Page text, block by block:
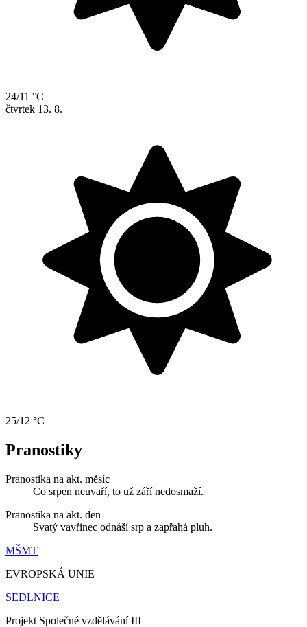
24/11 °C
čtvrtek 13. 8.
25/12 °C
Pranostiky
Pranostika na akt. měsíc
Co srpen neuvaří, to už září nedosmaží.
Pranostika na akt. den
Svatý vavřinec odnáší srp a zapřahá pluh.
MŠMT
EVROPSKÁ UNIE
SEDLNICE
Projekt Společné vzdělávání III